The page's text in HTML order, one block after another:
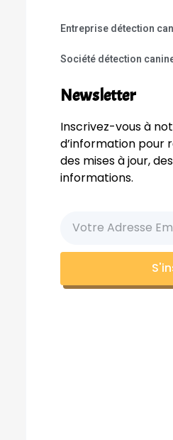
Entreprise détection
Société détection
Newsletter
Inscrivez-vous à
d’information pour
des mises à jour,
informations.